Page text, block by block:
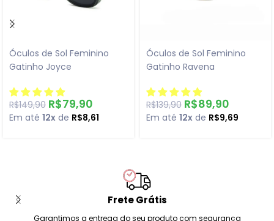
Óculos de Sol Feminino
Gatinho Joyce
R$149,90 R$79,90
Em até 12x de R$8,61
Óculos de Sol Feminino
Gatinho Ravena
R$139,90 R$89,90
Em até 12x de R$9,69
Frete Grátis
Garantimos a entrega do seu produto com segurança